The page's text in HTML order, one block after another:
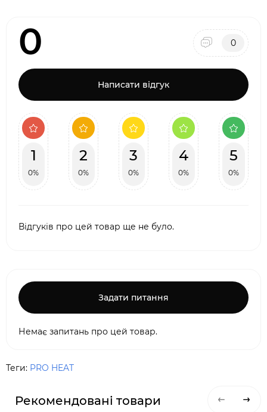
0 0
Написати відгук
1
0%
2
0%
3
0%
4
0%
5
0%
Відгуків про цей товар ще не було.
Задати питання
Немає запитань про цей товар.
Теги: PRO HEAT
Рекомендовані товари